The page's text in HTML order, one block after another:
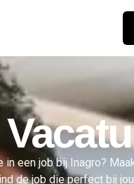
in een job bij Inagro?
de job die perfect bij